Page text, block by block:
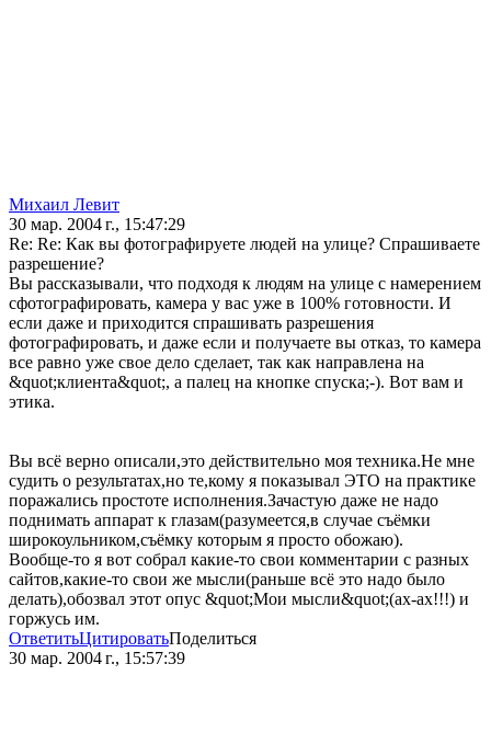
Михаил Левит
30 мар. 2004 г., 15:47:29
Re: Re: Как вы фотографируете людей на улице? Спрашиваете
разрешение?
Вы рассказывали, что подходя к людям на улице с намерением
сфотографировать, камера у вас уже в 100% готовности. И
если даже и приходится спрашивать разрешения
фотографировать, и даже если и получаете вы отказ, то камера
все равно уже свое дело сделает, так как направлена на
&quot;клиента&quot;, а палец на кнопке спуска;-). Вот вам и
этика.
Вы всё верно описали,это действительно моя техника.Не мне
судить о результатах,но те,кому я показывал ЭТО на практике
поражались простоте исполнения.Зачастую даже не надо
поднимать аппарат к глазам(разумеется,в случае съёмки
широкоульником,съёмку которым я просто обожаю).
Вообще-то я вот собрал какие-то свои комментарии с разных
сайтов,какие-то свои же мысли(раньше всё это надо было
делать),обозвал этот опус &quot;Мои мысли&quot;(ах-ах!!!) и
горжусь им.
ОтветитьЦитироватьПоделиться
30 мар. 2004 г., 15:57:39